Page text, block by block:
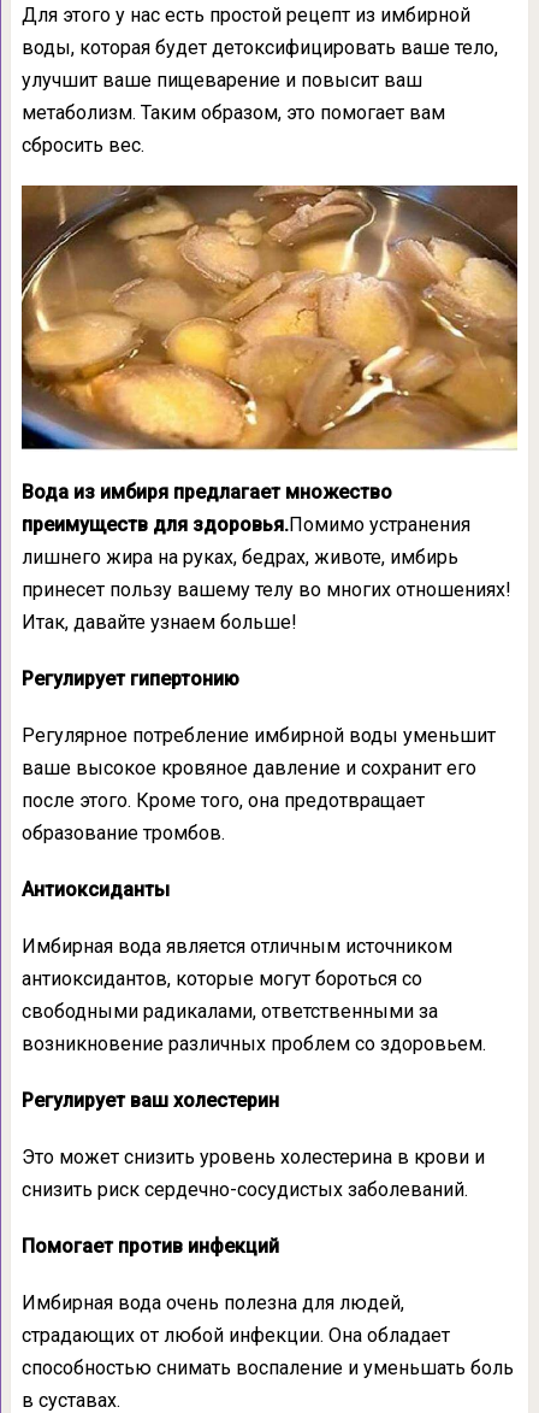
Для этого у нас есть простой рецепт из имбирной
воды, которая будет детоксифицировать ваше тело,
улучшит ваше пищеварение и повысит ваш
метаболизм. Таким образом, это помогает вам
сбросить вес.
Вода из имбиря предлагает множество
преимуществ для здоровья.Помимо устранения
лишнего жира на руках, бедрах, животе, имбирь
принесет пользу вашему телу во многих отношениях!
Итак, давайте узнаем больше!
Регулирует гипертонию
Регулярное потребление имбирной воды уменьшит
ваше высокое кровяное давление и сохранит его
после этого. Кроме того, она предотвращает
образование тромбов.
Антиоксиданты
Имбирная вода является отличным источником
антиоксидантов, которые могут бороться со
свободными радикалами, ответственными за
возникновение различных проблем со здоровьем.
Регулирует ваш холестерин
Это может снизить уровень холестерина в крови и
снизить риск сердечно-сосудистых заболеваний.
Помогает против инфекций
Имбирная вода очень полезна для людей,
страдающих от любой инфекции. Она обладает
способностью снимать воспаление и уменьшать боль
в суставах.